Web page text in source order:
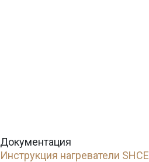
Документация
Инструкция нагреватели